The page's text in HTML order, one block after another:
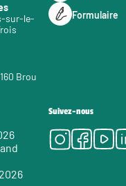
sur-le-
Brou
Formulaire
Suivez-nous